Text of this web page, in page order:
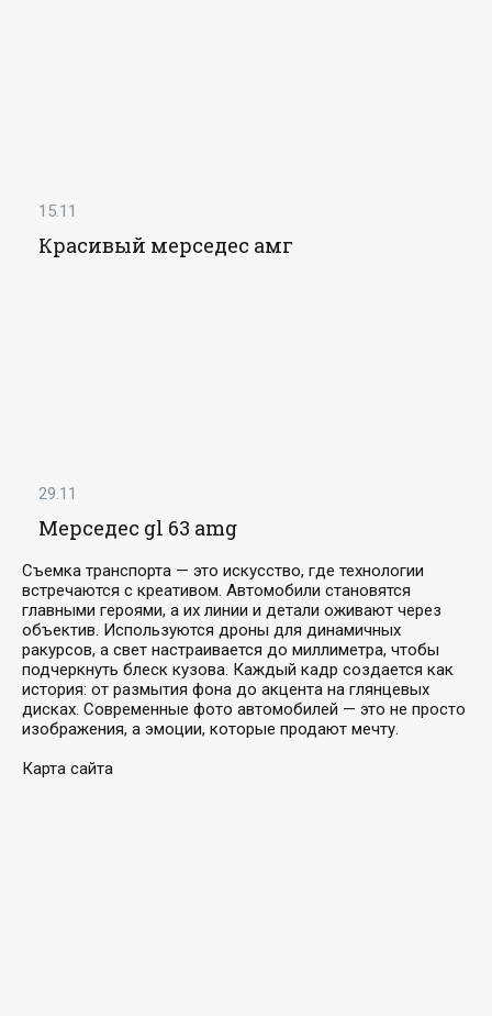
15.11
Красивый мерседес амг
29.11
Мерседес gl 63 amg
Съемка транспорта — это искусство, где технологии
встречаются с креативом. Автомобили становятся
главными героями, а их линии и детали оживают через
объектив. Используются дроны для динамичных
ракурсов, а свет настраивается до миллиметра, чтобы
подчеркнуть блеск кузова. Каждый кадр создается как
история: от размытия фона до акцента на глянцевых
дисках. Современные фото автомобилей — это не просто
изображения, а эмоции, которые продают мечту.
Карта сайта